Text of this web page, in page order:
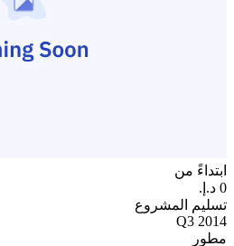
من
المشروع
Q3